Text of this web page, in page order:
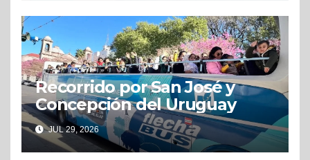
Recorrido por San José y
Concepción del Uruguay
JUL 29, 2026